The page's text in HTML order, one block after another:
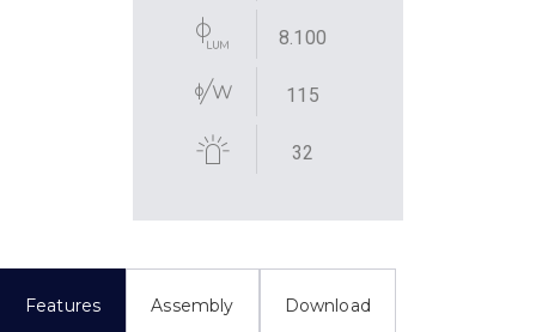
8.100
115
32
Features Assembly Download